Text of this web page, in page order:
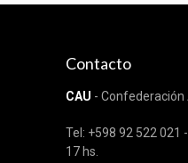
Contacto
CAU - Confederación
Tel: +598 92 522 021
17 hs.